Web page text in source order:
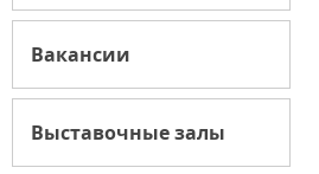
Вакансии
Выставочные залы